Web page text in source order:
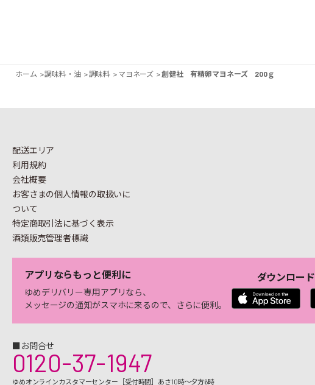
ホーム >調味料・油 >調味料 > マヨネーズ >創健社 有精卵マヨネーズ 200ｇ
配送エリア
利用規約
会社概要
お客さまの個人情報の取扱いに
ついて
特定商取引法に基づく表示
酒類販売管理者標識
アプリならもっと便利に
ゆめデリバリー専用アプリなら、
メッセージの通知がスマホに来るので、さらに便利。
ダウンロー
■お問合せ
0120-37-1947
ゆめオンラインカスタマーセンター［受付時間］あさ10時～夕方6時